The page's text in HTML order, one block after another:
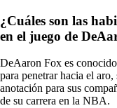
¿Cuáles son las
en el juego de
DeAaron Fox es
para penetrar hacia el
anotación para sus
de su carrera en la NBA.